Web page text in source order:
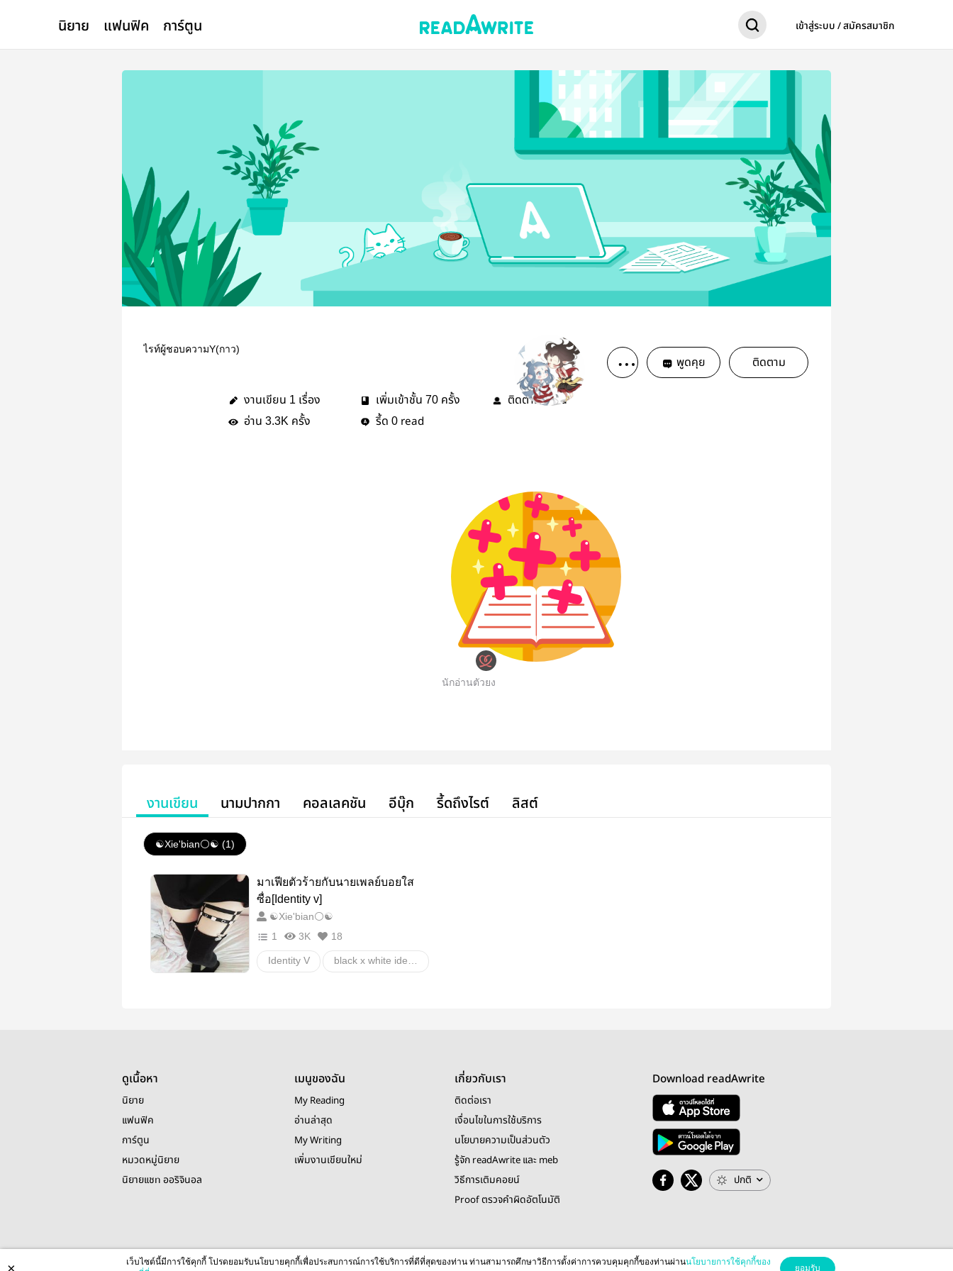
นิยาย แฟนฟิค การ์ตูน เข้าสู่ระบบ / สมัครสมาชิก
ไรท์ผู้ชอบความY(กาว)
พูดคุย ติดตาม
งานเขียน 1 เรื่อง เพิ่มเข้าชั้น 70 ครั้ง ติดตาม1คน
อ่าน 3.3K ครั้ง รี้ด 0 read
นักอ่านตัวยง
งานเขียน นามปากกา คอลเลคชัน อีบุ๊ก รี้ดถึงไรต์ ลิสต์
☯️Xie'bian⚪☯️ (1)
มาเฟียตัวร้ายกับนายเพลย์บอยใส
ซื่อ[Identity v]
☯️Xie'bian⚪☯️
1
3K 18
Identity V
ดูเนื้อหา
นิยาย
แฟนฟิค
การ์ตูน
หมวดหมู่นิยาย
นิยายแชท ออริจินอล
เมนูของฉัน
My Reading
อ่านล่าสุด
My Writing
เพิ่มงานเขียนใหม่
เกี่ยวกับเรา
ติดต่อเรา
เงื่อนไขในการใช้บริการ
นโยบายความเป็นส่วนตัว
รู้จัก readAwrite และ meb
วิธีการเติมคอยน์
Proof ตรวจคำผิดอัตโนมัติ
Download readAwrite
ปกติ
© 2026 readAwrite.com by MEB Corporation Public Company Limited
This site is protected by reCAPTCHA and the Google
เว็บไซต์นี้มีการใช้คุกกี้ โปรดยอมรับนโยบายคุกกี้เพื่อประสบการณ์การใช้บริการที่ดีที่สุดของท่าน ท่านสามารถศึกษาวิธีการตั้งค่าการควบคุมคุกกี้ของท่านผ่านนโยบายการใช้คุกกี้ของ
ยอมรับ